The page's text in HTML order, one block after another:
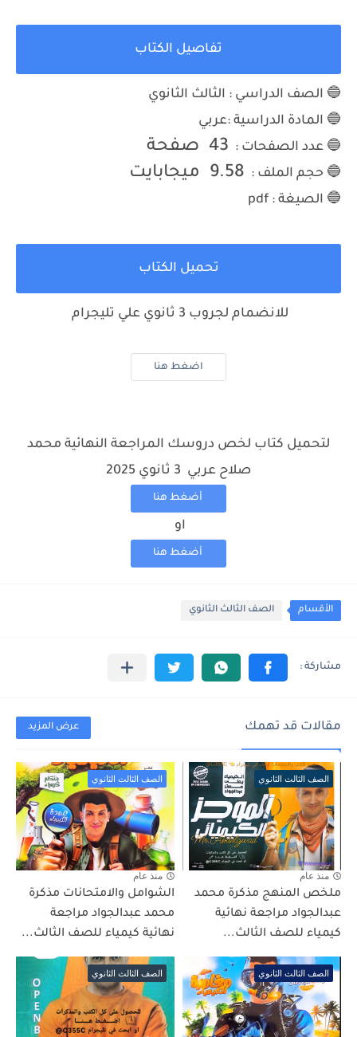
تفاصيل الكتاب
🔵 الصف الدراسي : الثالث الثانوي
🔵 المادة الدراسية :عربي
🔵 عدد الصفحات : 43 صفحة
🔵 حجم الملف : 9.58 ميجابايت
🔵 الصيغة : pdf
تحميل الكتاب
للانضمام لجروب 3 ثانوي علي تليجرام
اضغط هنا
لتحميل كتاب لخص دروسك المراجعة النهائية محمد
صلاح عربي 3 ثانوي 2025
أضغط هنا
او
أضغط هنا
الأقسام الصف الثالث الثانوي
مقالات قد تهمك عرض المزيد
الصف الثالث الثانوي
منذ عام
ملخص المنهج مذكرة محمد
عبدالجواد مراجعة نهائية
كيمياء للصف الثالث...
الصف الثالث الثانوي
منذ عام
الشوامل والامتحانات مذكرة
محمد عبدالجواد مراجعة
نهائية كيمياء للصف الثالث...
الصف الثالث الثانوي الصف الثالث الثانوي